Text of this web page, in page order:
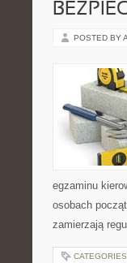
POSTED BY
egzaminu
osobach
zamierzają